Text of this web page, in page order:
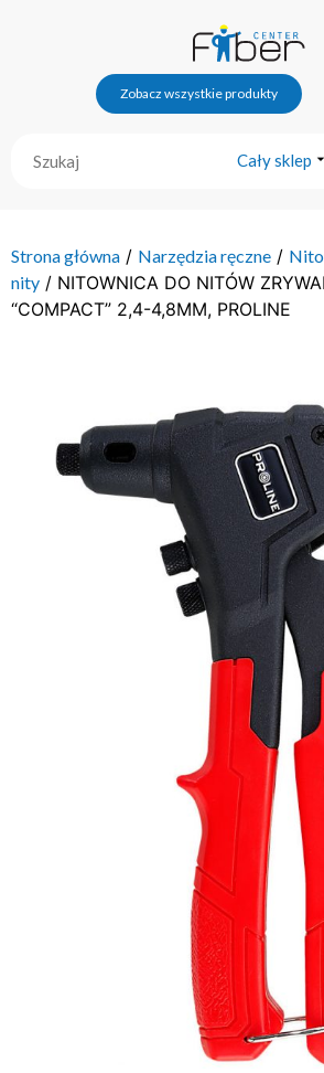
Zobacz wszystkie produkty
Cały sklep
Strona główna / Narzędzia ręczne /
nity / NITOWNICA DO NITÓW
“COMPACT” 2,4-4,8MM, PROLINE